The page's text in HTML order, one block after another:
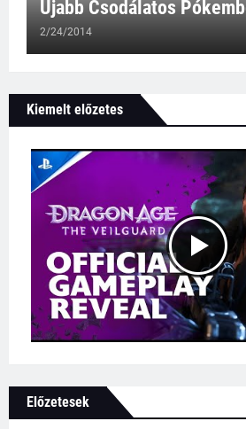
Újabb Csodálatos
2/24/2014
Kiemelt előzetes
Előzetesek